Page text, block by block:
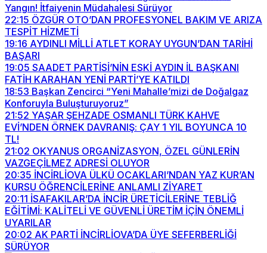
Yangın! İtfaiyenin Müdahalesi Sürüyor
22:15 ÖZGÜR OTO’DAN PROFESYONEL BAKIM VE ARIZA
TESPİT HİZMETİ
19:16 AYDINLI MİLLİ ATLET KORAY UYGUN’DAN TARİHİ
BAŞARI
19:05 SAADET PARTİSİ’NİN ESKİ AYDIN İL BAŞKANI
FATİH KARAHAN YENİ PARTİ’YE KATILDI
18:53 Başkan Zencirci “Yeni Mahalle’mizi de Doğalgaz
Konforuyla Buluşturuyoruz”
21:52 YAŞAR ŞEHZADE OSMANLI TÜRK KAHVE
EVİ’NDEN ÖRNEK DAVRANIŞ: ÇAY 1 YIL BOYUNCA 10
TL!
21:02 OKYANUS ORGANİZASYON, ÖZEL GÜNLERİN
VAZGEÇİLMEZ ADRESİ OLUYOR
20:35 İNCİRLİOVA ÜLKÜ OCAKLARI’NDAN YAZ KUR’AN
KURSU ÖĞRENCİLERİNE ANLAMLI ZİYARET
20:11 İSAFAKILAR’DA İNCİR ÜRETİCİLERİNE TEBLİĞ
EĞİTİMİ: KALİTELİ VE GÜVENLİ ÜRETİM İÇİN ÖNEMLİ
UYARILAR
20:02 AK PARTİ İNCİRLİOVA’DA ÜYE SEFERBERLİĞİ
SÜRÜYOR